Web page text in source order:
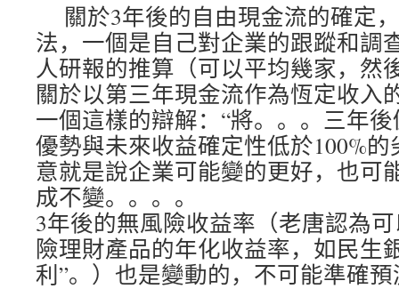
關於3年後的自由現金流的確定
法，一個是自己對企業的跟蹤和調
人研報的推算（可以平均幾家，然
關於以第三年現金流作為恆定收入
一個這樣的辯解：“將。。。三年
優勢與未來收益確定性低於100%
意就是說企業可能變的更好，也可
成不變。。。。
3年後的無風險收益率（老唐認為
險理財產品的年化收益率，如民生
利”。）也是變動的，不可能準確